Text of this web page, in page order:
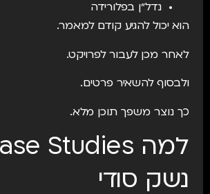
נדל״ן בפלורידה
הוא יכול להגיע קודם למאמר.
לאחר מכן לעבור לפרויקט.
ולבסוף להשאיר פרטים.
כך נוצר משפך תוכן מלא.
נשק סודי